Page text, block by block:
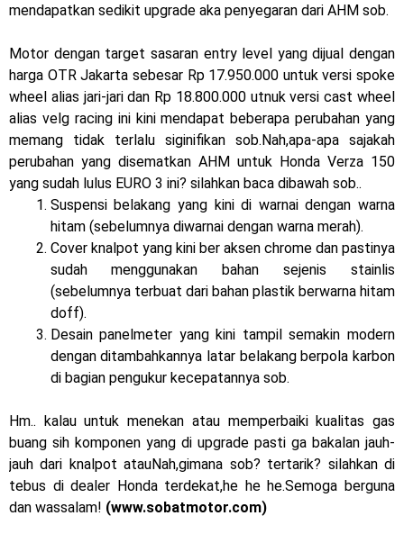
Sudah pakai diskbrake belakang ! Yamaha Indonesia Resmi
perkenalkan Aerox Alpha 155 Turbo !
Yamaha Nmax Turbo 155 sudah lahir, Aerox Turbo hanya
tinggal menunggu waktu ?
Honda Indonesia resmi jual New CBR 1000RR-R Fireblade
2025, harganya mantap !
Dukung MotoGP Mandalika 2024, AHM serahkan 10 unit
motor listrik EM1 e
Yamaha Indonesia resmi luncurkan Nmax 155 Turbo
Sudah pakai winglet Karbon, Yamaha resmi merilis YZF-R1
dan YZF-R1M model 2025 !
Edition 2025
Berkenalan dengan KTM 990 RC R, jagoan baru dari KTM !
Yamaha Rilis New R15M versi 2024, makin sangar !
mendapatkan sedikit upgrade aka penyegaran dari AHM sob.
Motor dengan target sasaran entry level yang dijual dengan
harga OTR Jakarta sebesar Rp 17.950.000 untuk versi spoke
wheel alias jari-jari dan Rp 18.800.000 utnuk versi cast wheel
alias velg racing ini kini mendapat beberapa perubahan yang
memang tidak terlalu siginifikan sob.Nah,apa-apa sajakah
perubahan yang disematkan AHM untuk Honda Verza 150
yang sudah lulus EURO 3 ini? silahkan baca dibawah sob..
Suspensi belakang yang kini di warnai dengan warna
hitam (sebelumnya diwarnai dengan warna merah).
Cover knalpot yang kini ber aksen chrome dan pastinya
sudah menggunakan bahan sejenis stainlis
(sebelumnya terbuat dari bahan plastik berwarna hitam
doff).
Desain panelmeter yang kini tampil semakin modern
dengan ditambahkannya latar belakang berpola karbon
di bagian pengukur kecepatannya sob.
Hm.. kalau untuk menekan atau memperbaiki kualitas gas
buang sih komponen yang di upgrade pasti ga bakalan jauh-
jauh dari knalpot atauNah,gimana sob? tertarik? silahkan di
tebus di dealer Honda terdekat,he he he.Semoga berguna
dan wassalam! (www.sobatmotor.com)